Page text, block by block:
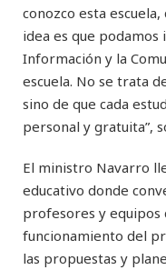
conozco esta
idea es que
Información y la
escuela. No se trata
sino de que cada
personal y gratuita”,
El ministro Navarro
educativo donde
profesores y equipos
funcionamiento del
las propuestas y